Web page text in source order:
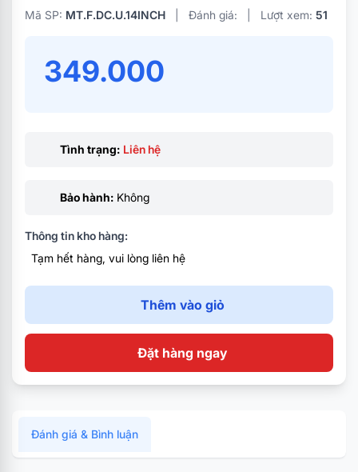
Mã SP: MT.F.DC.U.14INCH Đánh giá: Lượt xem: 51
349.000
Tình trạng: Liên hệ
Bảo hành: Không
Thông tin kho hàng:
Tạm hết hàng, vui lòng liên hệ
Thêm vào giỏ
Đặt hàng ngay
Đánh giá & Bình luận